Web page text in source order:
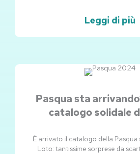
Leggi di più
Pasqua sta
catalogo solidale
È arrivato il catalogo della
Loto: tantissime sorprese da